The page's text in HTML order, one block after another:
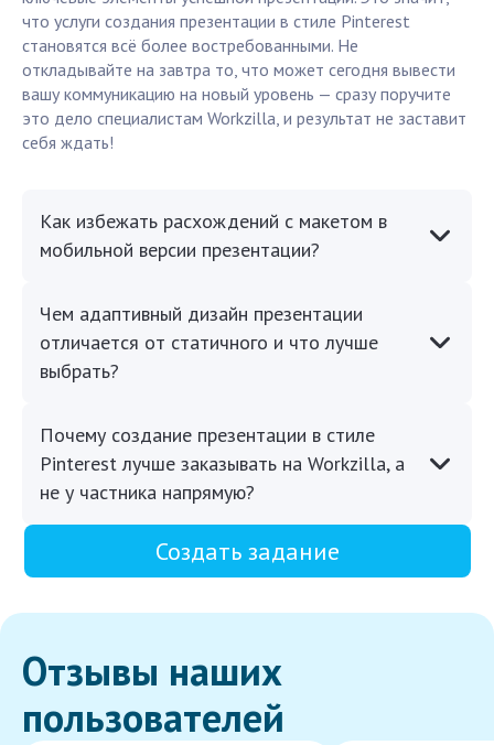
что услуги создания презентации в стиле Pinterest
становятся всё более востребованными. Не
откладывайте на завтра то, что может сегодня вывести
вашу коммуникацию на новый уровень — сразу поручите
это дело специалистам Workzilla, и результат не заставит
себя ждать!
Как избежать расхождений с макетом в
мобильной версии презентации?
Чем адаптивный дизайн презентации
отличается от статичного и что лучше
выбрать?
Почему создание презентации в стиле
Pinterest лучше заказывать на Workzilla, а
не у частника напрямую?
Создать задание
Отзывы наших
пользователей